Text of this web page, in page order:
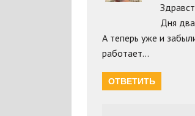
Дня
А теперь уже и
работает…
ОТВЕТИТЬ